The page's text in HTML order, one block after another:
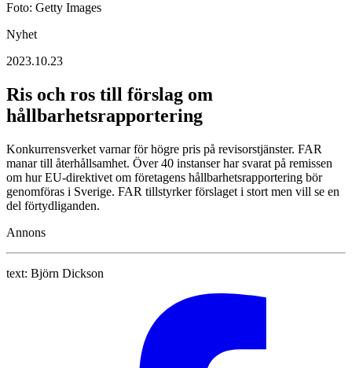
Foto: Getty Images
Nyhet
2023.10.23
Ris och ros till förslag om
hållbarhetsrapportering
Konkurrensverket varnar för högre pris på revisorstjänster. FAR
manar till återhållsamhet. Över 40 instanser har svarat på remissen
om hur EU-direktivet om företagens hållbarhetsrapportering bör
genomföras i Sverige. FAR tillstyrker förslaget i stort men vill se en
del förtydliganden.
Annons
text: Björn Dickson